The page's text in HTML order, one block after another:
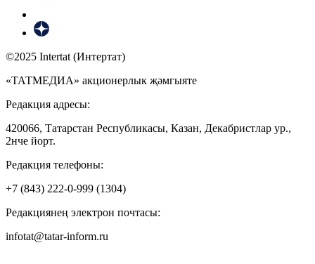
©2025 Intertat (Интертат)
«ТАТМЕДИА» акционерлык җәмгыяте
Редакция адресы:
420066, Татарстан Республикасы, Казан, Декабристлар ур.,
2нче йорт.
Редакция телефоны:
+7 (843) 222-0-999 (1304)
Редакциянең электрон почтасы:
infotat@tatar-inform.ru